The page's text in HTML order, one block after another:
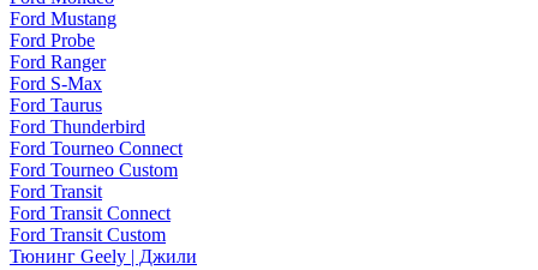
Ford Mustang
Ford Probe
Ford Ranger
Ford S-Max
Ford Taurus
Ford Thunderbird
Ford Tourneo Connect
Ford Tourneo Custom
Ford Transit
Ford Transit Connect
Ford Transit Custom
Тюнинг Geely | Джили